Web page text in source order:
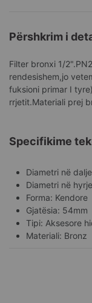
Përshkrim i
Filter bronxi 1/
rendesishem,jo
fuksioni primar I
rrjetit.Materiali prej
Specifikime
Diametri në
Diametri në
Forma: Kendore
Gjatësia: 54mm
Tipi: Aksesore
Materiali: Bronz